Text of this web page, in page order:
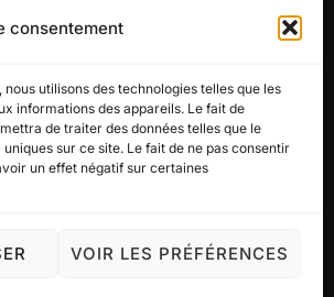
consentement
utilisons des technologies telles que les
informations des appareils. Le fait de
de traiter des données telles que le
sur ce site. Le fait de ne pas consentir
un effet négatif sur certaines
VOIR LES PRÉFÉRENCES